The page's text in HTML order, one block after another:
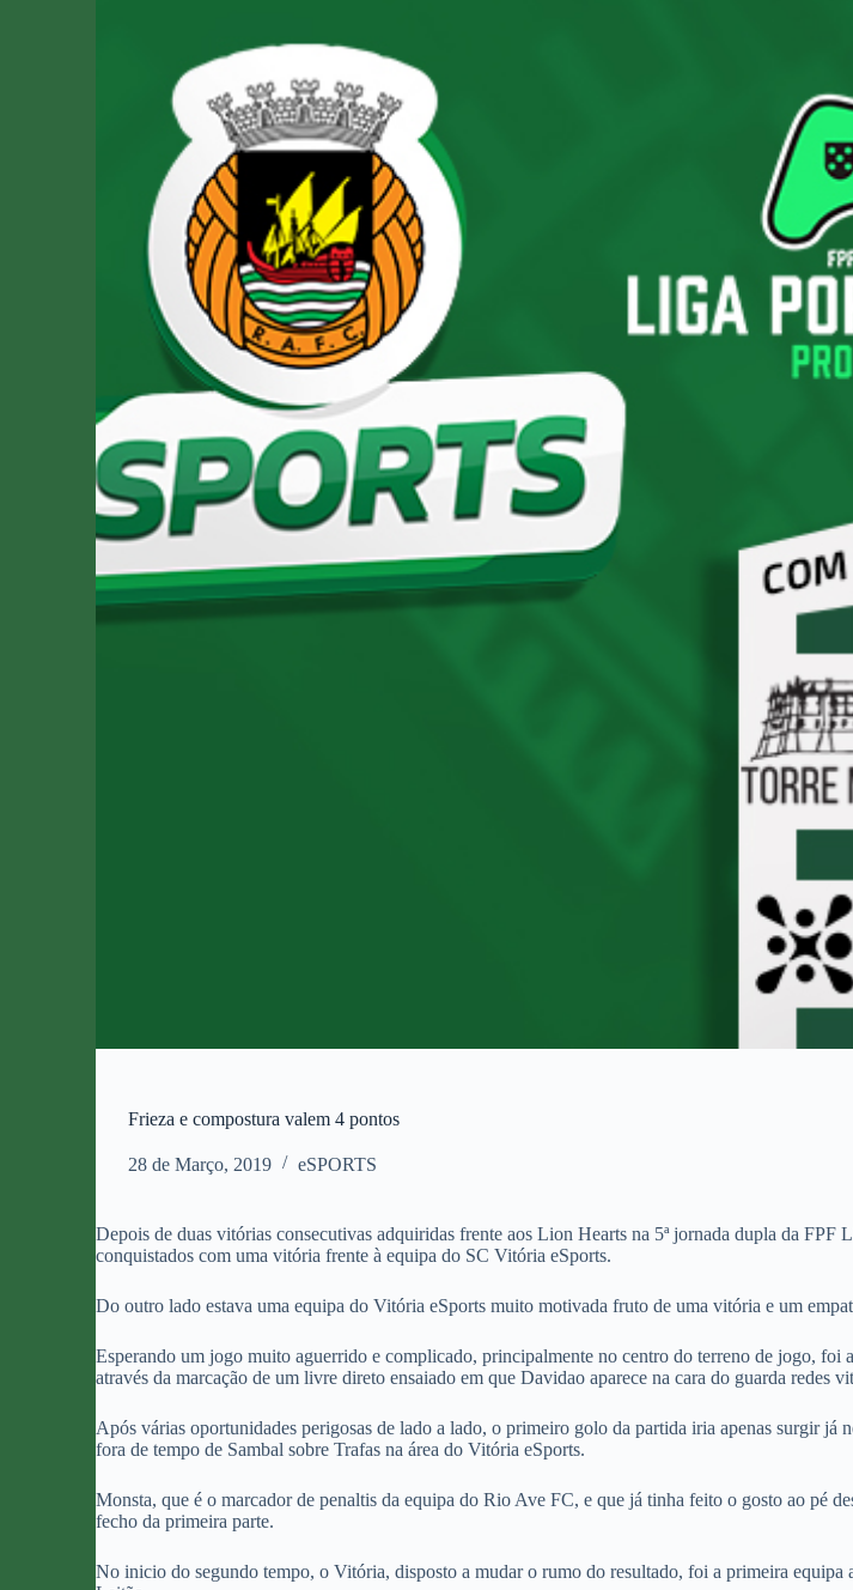
Frieza e compostura valem 4 pontos
28 de Março, 2019 eSPORTS
Depois de duas vitórias consecutivas adquiridas frente aos Lion Hearts na 5ª jornada dupla da
conquistados com uma vitória frente à equipa do SC Vitória eSports.
Do outro lado estava uma equipa do Vitória eSports muito motivada fruto de uma vitória e um
Esperando um jogo muito aguerrido e complicado, principalmente no centro do terreno de jogo,
através da marcação de um livre direto ensaiado em que Davidao aparece na cara do guarda redes
Após várias oportunidades perigosas de lado a lado, o primeiro golo da partida iria apenas surgir já
fora de tempo de Sambal sobre Trafas na área do Vitória eSports.
Monsta, que é o marcador de penaltis da equipa do Rio Ave FC, e que já tinha feito o gosto ao pé
fecho da primeira parte.
No inicio do segundo tempo, o Vitória, disposto a mudar o rumo do resultado, foi a primeira